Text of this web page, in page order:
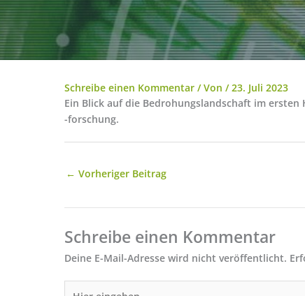
Schreibe einen Kommentar / Von /23. Juli 2023
Ein Blick auf die Bedrohungslandschaft im ersten
-forschung.
← Vorheriger Beitrag
Schreibe einen Kommentar
Deine E-Mail-Adresse wird nicht veröffentlicht.